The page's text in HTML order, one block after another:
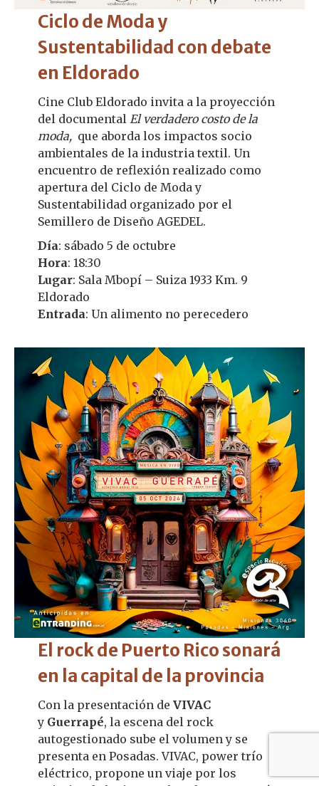
Ciclo de Moda y
Sustentabilidad con debate
en Eldorado
Cine Club Eldorado invita a la proyección
del documental El verdadero costo de la
moda,que aborda los impactos socio
ambientales de la industria textil. Un
encuentro de reflexión realizado como
apertura del Ciclo de Moda y
Sustentabilidad organizado por el
Semillero de Diseño AGEDEL.
Día: sábado 5 de octubre
Hora: 18:30
Lugar: Sala Mbopí – Suiza 1933 Km. 9
Eldorado
Entrada: Un alimento no perecedero
El rock de Puerto Rico sonará
en la capital de la provincia
Con la presentación de VIVAC
y Guerrapé, la escena del rock
autogestionado sube el volumen y se
presenta en Posadas. VIVAC, power trío
eléctrico, propone un viaje por los